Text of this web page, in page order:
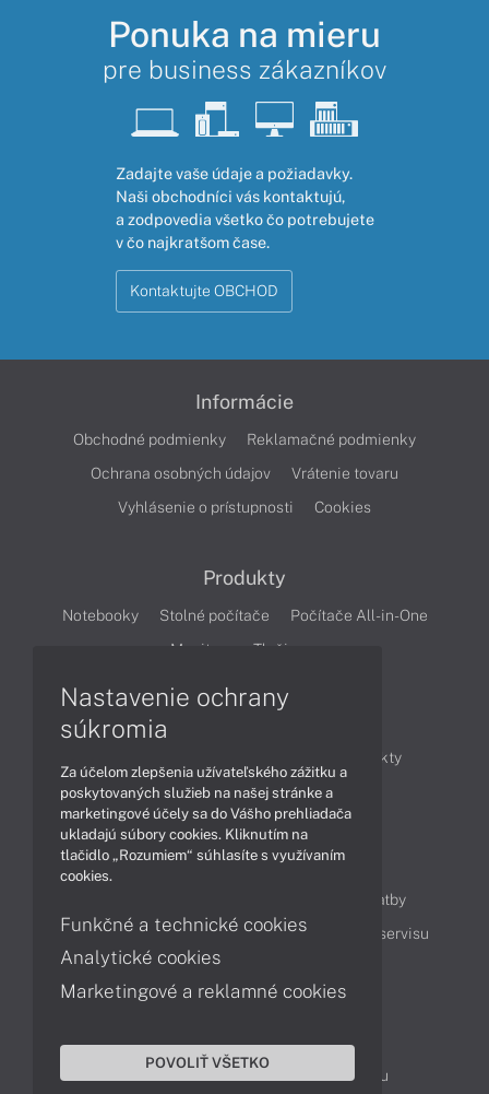
Ponuka na mieru
pre business zákazníkov
Zadajte vaše údaje a požiadavky.
Naši obchodníci vás kontaktujú,
a zodpovedia všetko čo potrebujete
v čo najkratšom čase.
Kontaktujte OBCHOD
Informácie
Obchodné podmienky
Reklamačné podmienky
Ochrana osobných údajov
Vrátenie tovaru
Vyhlásenie o prístupnosti
Cookies
Produkty
Notebooky Stolné počítače
Počítače All-in-One
Monitory
Tlačiarne
Produkty
Technológie
Videá
Obsah
Možnosti doručenia a platby
Podpora a servis
Servisné služby Cenník servisu
Kontakty
043 4224 771
Obchodné oddelenie
Reklamácia tovaru
Nastavenie ochrany
súkromia
Za účelom zlepšenia užívateľského zážitku a
poskytovaných služieb na našej stránke a
marketingové účely sa do Vášho prehliadača
ukladajú súbory cookies. Kliknutím na
tlačidlo „Rozumiem“ súhlasíte s využívaním
cookies.
Funkčné a technické cookies
Analytické cookies
Marketingové a reklamné cookies
POVOLIŤ VŠETKO